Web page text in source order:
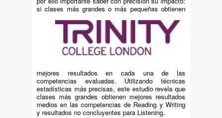
si clases más grandes o más pequeñas obtienen
mejores resultados en cada una de las
competencias evaluadas. Utilizando técnicas
estadísticas más precisas, este estudio revela que
clases más grandes obtienen mejores resultados
medios en las competencias de Reading y Writing
y resultados no concluyentes para Listening.